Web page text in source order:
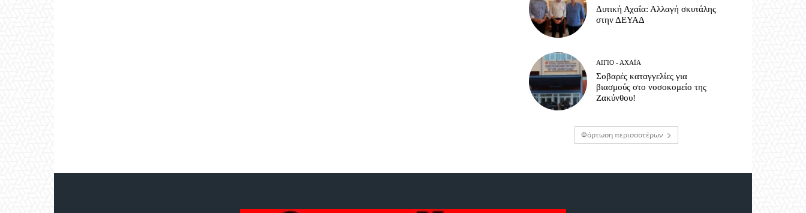
Δυτική Αχαΐα: Αλλαγή σκυτάλης
στην ΔΕΥΑΔ
ΑΊΓΙΟ - ΑΧΑΪ́Α
Σοβαρές καταγγελίες για
βιασμούς στο νοσοκομείο της
Ζακύνθου!
Φόρτωση περισσοτέρων